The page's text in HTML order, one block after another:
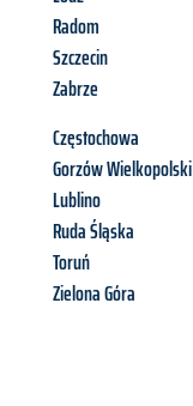
Radom
Szczecin
Zabrze
Częstochowa
Gorzów Wielkopolski
Lublino
Ruda Śląska
Toruń
Zielona Góra